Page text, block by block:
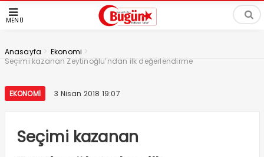
MENÜ
Anasayfa > Ekonomi >
Seçimi kazanan Zeytinoğlu’ndan ilk değerlendirme
EKONOMI 3 Nisan 2018 19:07
Seçimi kazanan